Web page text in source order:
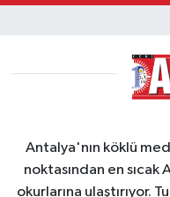
Antalya'nın köklü
noktasından en sıcak
okurlarına ulaştırıyor.